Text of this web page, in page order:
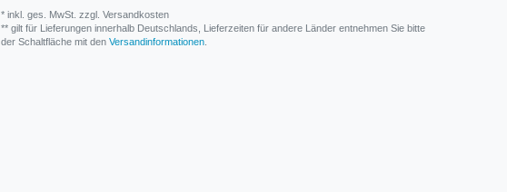
* inkl. ges. MwSt. zzgl. Versandkosten
** gilt für Lieferungen innerhalb Deutschlands, Lieferzeiten für andere Länder entnehmen Sie bitte
der Schaltfläche mit den Versandinformationen